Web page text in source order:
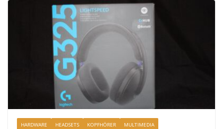
HARDWARE HEADSETS KOPFHÖRER MULTIMEDIA